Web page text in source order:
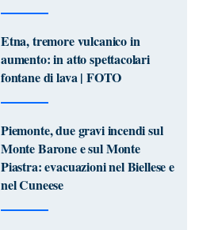
Etna, tremore vulcanico in
aumento: in atto spettacolari
fontane di lava | FOTO
Piemonte, due gravi incendi sul
Monte Barone e sul Monte
Piastra: evacuazioni nel Biellese e
nel Cuneese